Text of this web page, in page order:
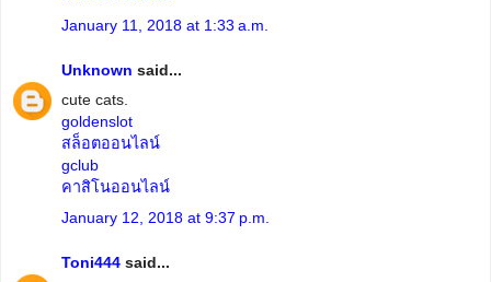
January 11, 2018 at 1:33 a.m.
Unknown said...
cute cats.
goldenslot
สล็อตออนไลน์
gclub
คาสิโนออนไลน์
January 12, 2018 at 9:37 p.m.
Toni444 said...